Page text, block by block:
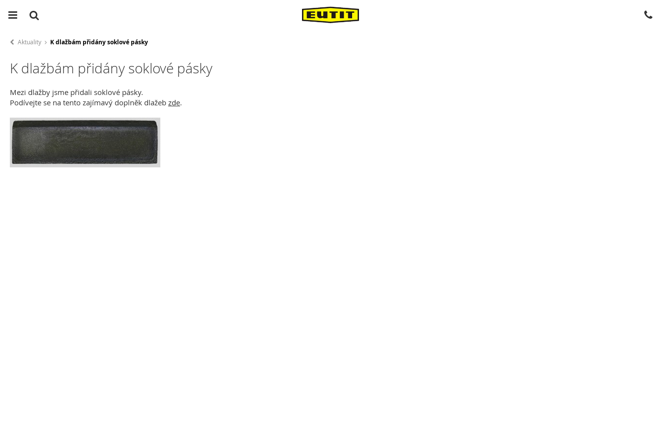
Aktuality K dlažbám přidány soklové pásky
K dlažbám přidány soklové pásky
Mezi dlažby jsme přidali soklové pásky.
Podívejte se na tento zajímavý doplněk dlažeb zde.